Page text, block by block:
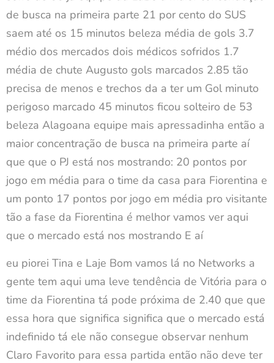
de busca na primeira parte 21 por cento do SUS
saem até os 15 minutos beleza média de gols 3.7
médio dos mercados dois médicos sofridos 1.7
média de chute Augusto gols marcados 2.85 tão
precisa de menos e trechos da a ter um Gol minuto
perigoso marcado 45 minutos ficou solteiro de 53
beleza Alagoana equipe mais apressadinha então a
maior concentração de busca na primeira parte aí
que que o PJ está nos mostrando: 20 pontos por
jogo em média para o time da casa para Fiorentina e
um ponto 17 pontos por jogo em média pro visitante
tão a fase da Fiorentina é melhor vamos ver aqui
que o mercado está nos mostrando E aí
eu piorei Tina e Laje Bom vamos lá no Networks a
gente tem aqui uma leve tendência de Vitória para o
time da Fiorentina tá pode próxima de 2.40 que que
essa hora que significa significa que o mercado está
indefinido tá ele não consegue observar nenhum
Claro Favorito para essa partida então não deve ter